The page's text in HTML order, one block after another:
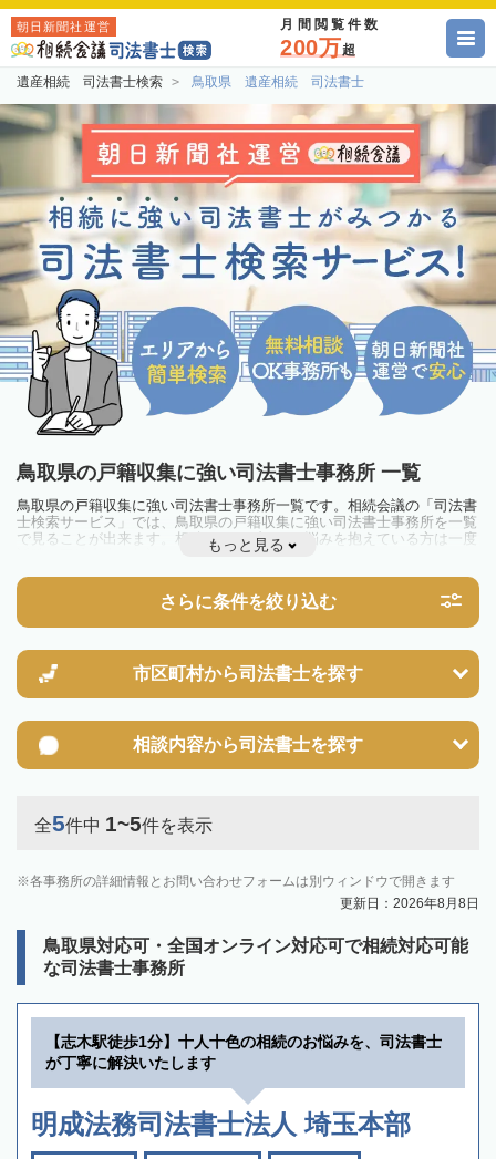
朝日新聞社運営 月間閲覧件数
200万超
遺産相続 司法書士検索 鳥取県 遺産相続 司法書士
鳥取県の戸籍収集に強い司法書士事務所 一覧
鳥取県の戸籍収集に強い司法書士事務所一覧です。相続会議の「司法書
士検索サービス」では、鳥取県の戸籍収集に強い司法書士事務所を一覧
で見ることが出来ます。相続のトラブルやお悩みを抱えている方は一度
近隣の司法書士に相談してみましょう。
もっと見る
さらに条件を絞り込む
市区町村から司法書士を探す
相談内容から司法書士を探す
全5件中 1~5件を表示
各事務所の詳細情報とお問い合わせフォームは別ウィンドウで開きます
更新日：2026年8月8日
鳥取県対応可・全国オンライン対応可で相続対応可能
な司法書士事務所
【志木駅徒歩1分】十人十色の相続のお悩みを、司法書士
が丁寧に解決いたします
明成法務司法書士法人 埼玉本部